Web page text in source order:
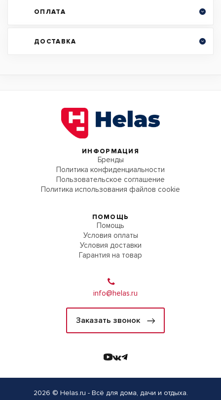
ОПЛАТА
ДОСТАВКА
ИНФОРМАЦИЯ
Бренды
Политика конфиденциальности
Пользовательское соглашение
Политика использования файлов cookie
ПОМОЩЬ
Помощь
Условия оплаты
Условия доставки
Гарантия на товар
info@helas.ru
Заказать звонок
2026 © Helas.ru - Всё для дома, дачи и отдыха.